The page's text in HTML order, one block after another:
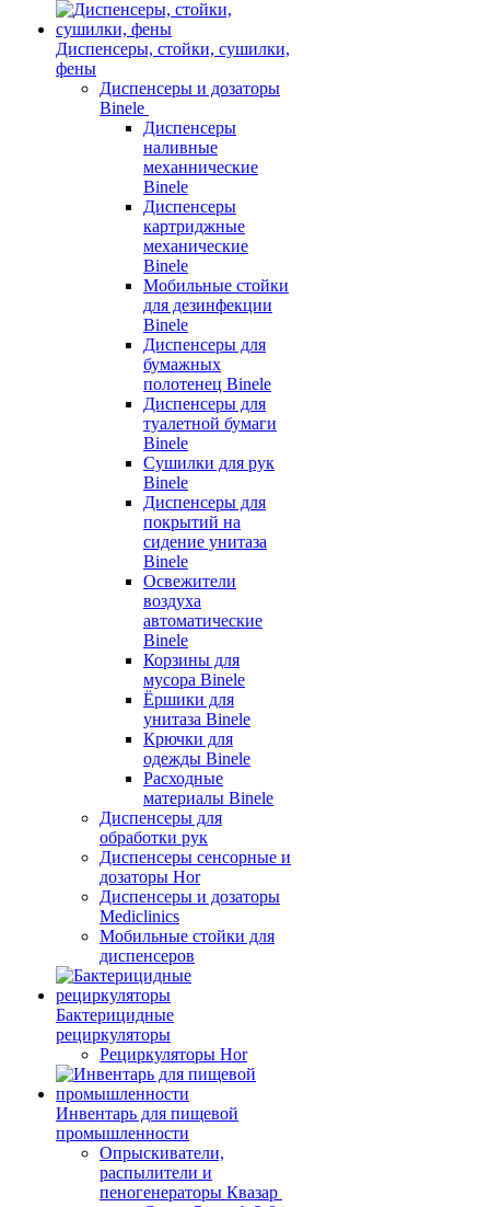
Диспенсеры, стойки, сушилки,
фены
Диспенсеры и дозаторы
Binele
Диспенсеры
наливные
механнические
Binele
Диспенсеры
картриджные
механические
Binele
Мобильные стойки
для дезинфекции
Binele
Диспенсеры для
бумажных
полотенец Binele
Диспенсеры для
туалетной бумаги
Binele
Сушилки для рук
Binele
Диспенсеры для
покрытий на
сидение унитаза
Binele
Освежители
воздуха
автоматические
Binele
Корзины для
мусора Binele
Ёршики для
унитаза Binele
Крючки для
одежды Binele
Расходные
материалы Binele
Диспенсеры для
обработки рук
Диспенсеры сенсорные и
дозаторы Hor
Диспенсеры и дозаторы
Mediclinics
Мобильные стойки для
диспенсеров
Бактерицидные
рециркуляторы
Рециркуляторы Hor
Инвентарь для пищевой
промышленности
Опрыскиватели,
распылители и
пеногенераторы Квазар